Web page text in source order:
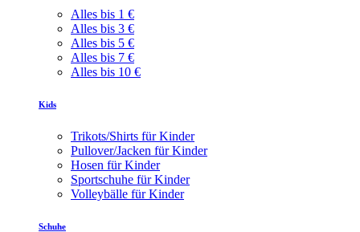
Alles bis 1 €
Alles bis 3 €
Alles bis 5 €
Alles bis 7 €
Alles bis 10 €
Kids
Trikots/Shirts für Kinder
Pullover/Jacken für Kinder
Hosen für Kinder
Sportschuhe für Kinder
Volleybälle für Kinder
Schuhe